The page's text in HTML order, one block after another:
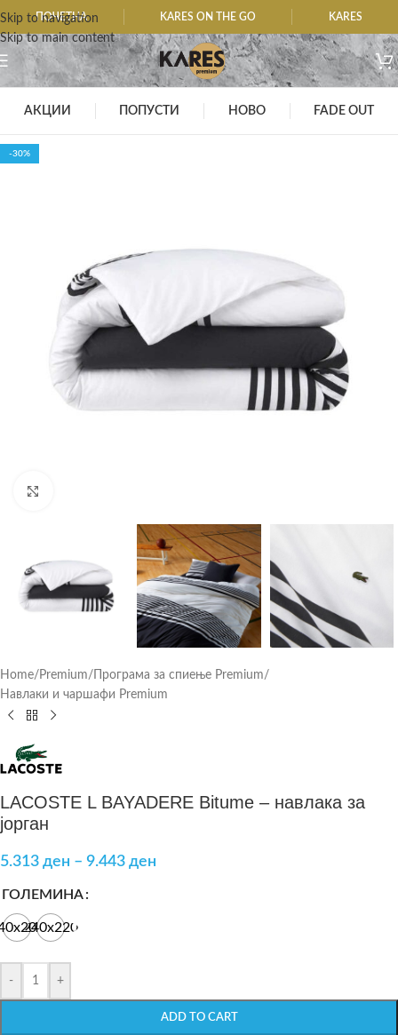
Skip to navigation
Skip to main content
ПОЧЕТНА KARES ON THE GO KARES
АКЦИИ ПОПУСТИ НОВО FADE OUT
-30%
Home/ Premium/ Програма за спиење Premium/
Навлаки и чаршафи Premium
LACOSTE L BAYADERE Bitume – навлака за
јорган
5.313 ден – 9.443 ден
ГОЛЕМИНА
240х220
- +
ADD TO CART